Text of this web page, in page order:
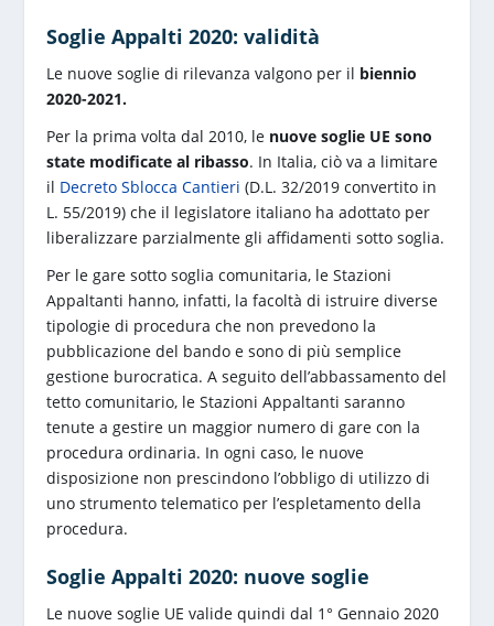
Soglie Appalti 2020: validità
Le nuove soglie di rilevanza valgono per il biennio
2020-2021.
Per la prima volta dal 2010, le nuove soglie UE sono
state modificate al ribasso. In Italia, ciò va a limitare
il Decreto Sblocca Cantieri (D.L. 32/2019 convertito in
L. 55/2019) che il legislatore italiano ha adottato per
liberalizzare parzialmente gli affidamenti sotto soglia.
Per le gare sotto soglia comunitaria, le Stazioni
Appaltanti hanno, infatti, la facoltà di istruire diverse
tipologie di procedura che non prevedono la
pubblicazione del bando e sono di più semplice
gestione burocratica. A seguito dell’abbassamento del
tetto comunitario, le Stazioni Appaltanti saranno
tenute a gestire un maggior numero di gare con la
procedura ordinaria. In ogni caso, le nuove
disposizione non prescindono l’obbligo di utilizzo di
uno strumento telematico per l’espletamento della
procedura.
Soglie Appalti 2020: nuove soglie
Le nuove soglie UE valide quindi dal 1° Gennaio 2020